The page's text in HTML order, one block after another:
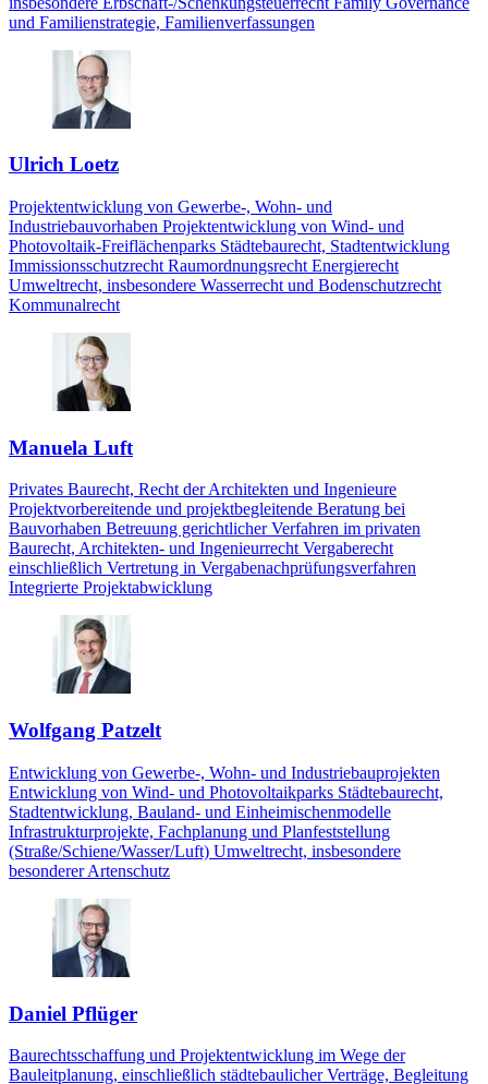
und Familienstrategie, Familienverfassungen
Ulrich Loetz
Projektentwicklung von Gewerbe-, Wohn- und
Industriebauvorhaben Projektentwicklung von Wind- und
Photovoltaik-Freiflächenparks Städtebaurecht, Stadtentwicklung
Immissionsschutzrecht Raumordnungsrecht Energierecht
Umweltrecht, insbesondere Wasserrecht und Bodenschutzrecht
Kommunalrecht
Manuela Luft
Privates Baurecht, Recht der Architekten und Ingenieure
Projektvorbereitende und projektbegleitende Beratung bei
Bauvorhaben Betreuung gerichtlicher Verfahren im privaten
Baurecht, Architekten- und Ingenieurrecht Vergaberecht
einschließlich Vertretung in Vergabenachprüfungsverfahren
Integrierte Projektabwicklung
Wolfgang Patzelt
Entwicklung von Gewerbe-, Wohn- und Industriebauprojekten
Entwicklung von Wind- und Photovoltaikparks Städtebaurecht,
Stadtentwicklung, Bauland- und Einheimischenmodelle
Infrastrukturprojekte, Fachplanung und Planfeststellung
(Straße/Schiene/Wasser/Luft) Umweltrecht, insbesondere
besonderer Artenschutz
Daniel Pflüger
Baurechtsschaffung und Projektentwicklung im Wege der
Bauleitplanung, einschließlich städtebaulicher Verträge, Begleitung